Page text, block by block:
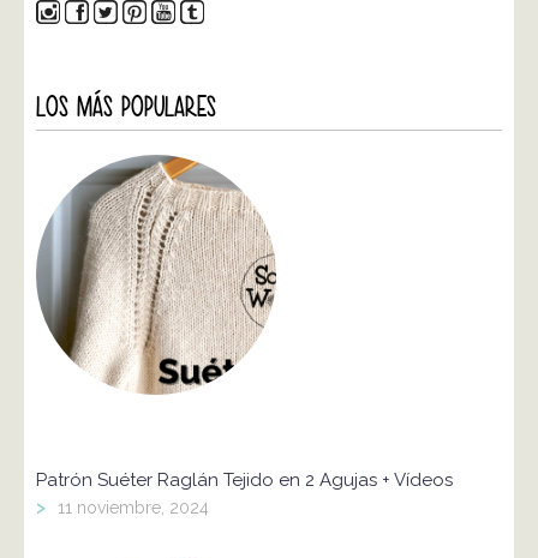
LOS MÁS POPULARES
Patrón Suéter Raglán Tejido en 2 Agujas + Vídeos
> 11 noviembre, 2024